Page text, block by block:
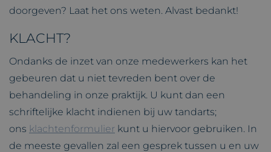
doorgeven? Laat het ons weten. Alvast bedankt!
KLACHT?
Ondanks de inzet van onze medewerkers kan het
gebeuren dat u niet tevreden bent over de
behandeling in onze praktijk. U kunt dan een
schriftelijke klacht indienen bij uw tandarts;
ons klachtenformulier kunt u hiervoor gebruiken. In
de meeste gevallen zal een gesprek tussen u en uw